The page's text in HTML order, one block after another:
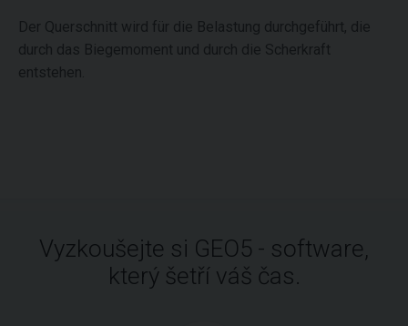
Der Querschnitt wird für die Belastung durchgeführt, die
durch das Biegemoment und durch die Scherkraft
entstehen.
Vyzkoušejte si GEO5 - software,
který šetří váš čas.